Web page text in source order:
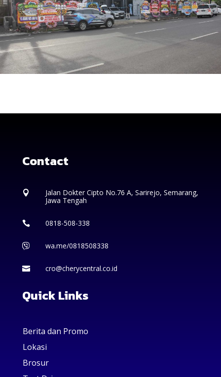
Contact

Jalan Dokter Cipto No.76 A, Sarirejo, Semarang,
Jawa Tengah
 0818-508-338
 wa.me/0818508338
 cro@cherycentral.co.id
Quick Links
Berita dan Promo
Lokasi
Brosur